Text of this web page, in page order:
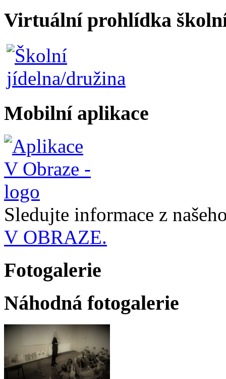
Virtuální prohlídka
Mobilní aplikace
Sledujte informace z
V OBRAZE.
Fotogalerie
Náhodná fotogalerie